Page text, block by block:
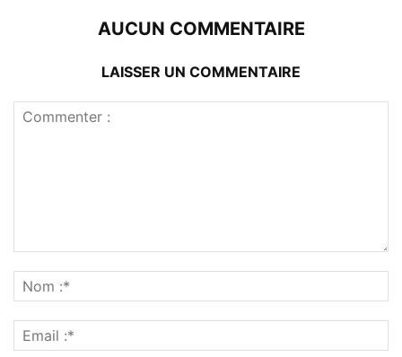
AUCUN COMMENTAIRE
LAISSER UN COMMENTAIRE